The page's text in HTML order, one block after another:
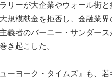
リーが大企業やウォール街と
規模献金を拒否し、金融業
義者のバーニー・サンダー
き起こした。
ーヨーク・タイムズ』も、若